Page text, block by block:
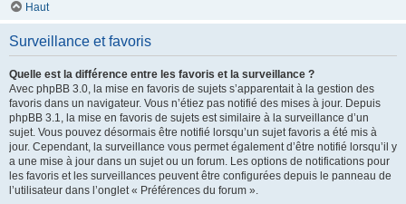
Haut
Surveillance et favoris
Quelle est la différence entre les favoris et la surveillance ?
Avec phpBB 3.0, la mise en favoris de sujets s’apparentait à la gestion des
favoris dans un navigateur. Vous n’étiez pas notifié des mises à jour. Depuis
phpBB 3.1, la mise en favoris de sujets est similaire à la surveillance d’un
sujet. Vous pouvez désormais être notifié lorsqu’un sujet favoris a été mis à
jour. Cependant, la surveillance vous permet également d’être notifié lorsqu’il y
a une mise à jour dans un sujet ou un forum. Les options de notifications pour
les favoris et les surveillances peuvent être configurées depuis le panneau de
l’utilisateur dans l’onglet « Préférences du forum ».